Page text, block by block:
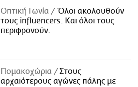
Οπτική Γωνία
Όλοι ακολουθούν
τους influencers. Και όλοι τους
περιφρονούν.
Πομακοχώρια
Στους
αρχαιότερους αγώνες πάλης με